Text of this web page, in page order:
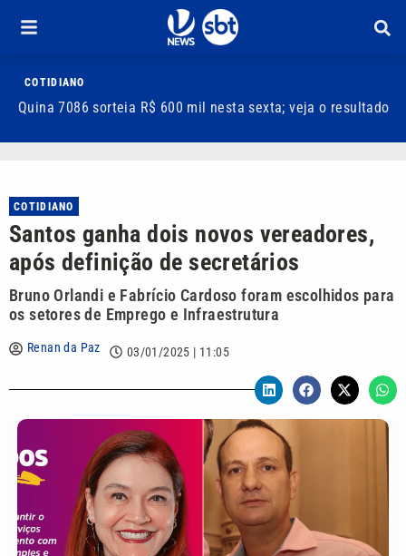
COTIDIANO
Quina 7086 sorteia R$ 600 mil nesta sexta; veja o resultado
COTIDIANO
Santos ganha dois novos vereadores,
após definição de secretários
Bruno Orlandi e Fabrício Cardoso foram escolhidos para
os setores de Emprego e Infraestrutura
Renan da Paz 03/01/2025 | 11:05